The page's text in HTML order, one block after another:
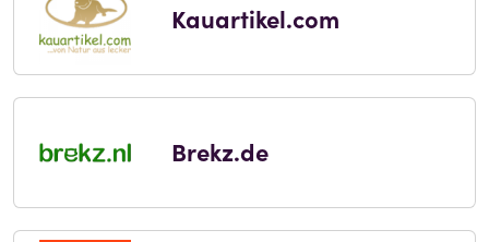
Kauartikel.com
Brekz.de